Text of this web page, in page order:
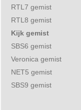
RTL7 gemist
RTL8 gemist
Kijk gemist
SBS6 gemist
Veronica gemist
NET5 gemist
SBS9 gemist